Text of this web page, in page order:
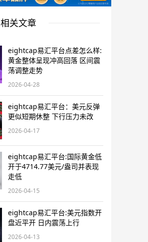
相关文章
eightcap易汇平台点差怎么样:
黄金整体呈现冲高回落 区间震
荡调整走势
2026-04-28
eightcap易汇平台：美元反弹
更似短期休整 下行压力未改
2026-04-17
eightcap易汇平台:国际黄金低
开于4714.77美元/盎司并表现
走低
2026-04-15
eightcap易汇平台:美元指数开
盘近平开 日内震荡上行
2026-04-13